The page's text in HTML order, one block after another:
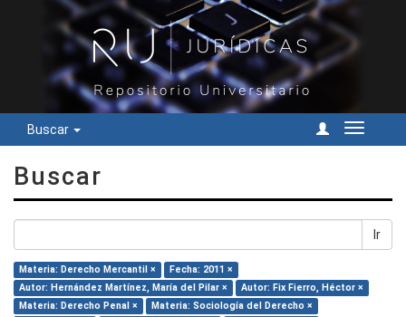
Buscar
Cambiar
Buscar
Ir
Materia: Derecho Mercantil ×
Fecha: 2011 ×
Autor: Hernández Martínez, María del Pilar ×
Autor: Fix Fierro, Héctor ×
Materia: Derecho Penal ×
Materia: Sociología del Derecho ×